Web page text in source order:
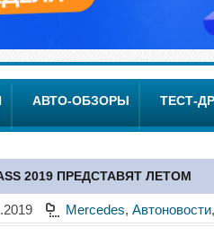
АВТО-ОБЗОРЫ ТЕСТ-
2019 ПРЕДСТАВЯТ ЛЕТОМ
Mercedes, Автоновости,